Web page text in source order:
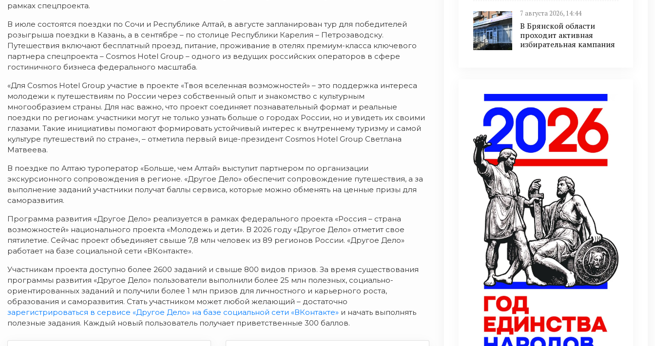
рамках спецпроекта.
В июле состоятся поездки по Сочи и Республике Алтай, в августе запланирован тур для победителей
розыгрыша поездки в Казань, а в сентябре – по столице Республики Карелия – Петрозаводску.
Путешествия включают бесплатный проезд, питание, проживание в отелях премиум-класса ключевого
партнера спецпроекта – Cosmos Hotel Group – одного из ведущих российских операторов в сфере
гостиничного бизнеса федерального масштаба.
«Для Cosmos Hotel Group участие в проекте «Твоя вселенная возможностей» – это поддержка интереса
молодежи к путешествиям по России через собственный опыт и знакомство с культурным
многообразием страны. Для нас важно, что проект соединяет познавательный формат и реальные
поездки по регионам: участники могут не только узнать больше о городах России, но и увидеть их своими
глазами. Такие инициативы помогают формировать устойчивый интерес к внутреннему туризму и самой
культуре путешествий по стране», – отметила первый вице-президент Cosmos Hotel Group Светлана
Матвеева.
В поездке по Алтаю туроператор «Больше, чем Алтай» выступит партнером по организации
экскурсионного сопровождения в регионе. «Другое Дело» обеспечит сопровождение путешествия, а за
выполнение заданий участники получат баллы сервиса, которые можно обменять на ценные призы для
саморазвития.
Программа развития «Другое Дело» реализуется в рамках федерального проекта «Россия – страна
возможностей» национального проекта «Молодежь и дети». В 2026 году «Другое Дело» отметит свое
пятилетие. Сейчас проект объединяет свыше 7,8 млн человек из 89 регионов России. «Другое Дело»
работает на базе социальной сети «ВКонтакте».
Участникам проекта доступно более 2600 заданий и свыше 800 видов призов. За время существования
программы развития «Другое Дело» пользователи выполнили более 25 млн полезных, социально-
ориентированных заданий и получили более 1 млн призов для личностного и карьерного роста,
образования и саморазвития. Стать участником может любой желающий – достаточно
зарегистрироваться в сервисе «Другое Дело» на базе социальной сети «ВКонтакте» и начать выполнять
полезные задания. Каждый новый пользователь получает приветственные 300 баллов.
7 августа 2026, 14:44
В Брянской области
проходит активная
избирательная кампания